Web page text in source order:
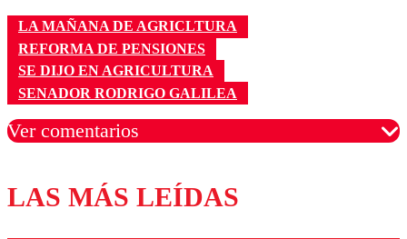
LA MAÑANA DE AGRICLTURA
REFORMA DE PENSIONES
SE DIJO EN AGRICULTURA
SENADOR RODRIGO GALILEA
Ver comentarios
Los comentarios son moderados para garantizar un
diálogo respetuoso.
Nombre
LAS MÁS LEÍDAS